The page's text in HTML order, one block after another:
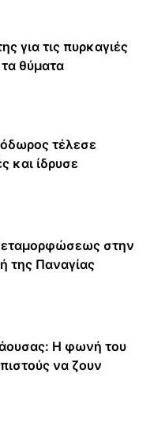
για τις πυρκαγιές
θύματα
τέλεσε
και ίδρυσε
στην
της Παναγίας
Η φωνή του
να ζουν